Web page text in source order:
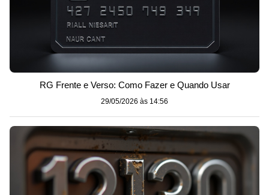
RG Frente e Verso: Como Fazer e Quando Usar
29/05/2026 às 14:56